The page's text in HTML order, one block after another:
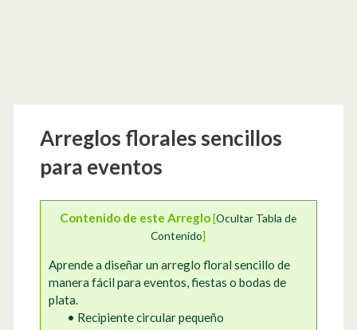
Arreglos florales sencillos
para eventos
Contenido de este Arreglo[Ocultar Tabla de
Contenido]
Aprende a diseñar un arreglo floral sencillo de
manera fácil para eventos, fiestas o bodas de
plata.
• Recipiente circular pequeño